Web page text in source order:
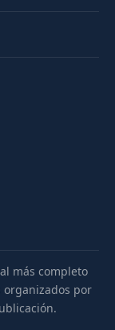
más completo
por